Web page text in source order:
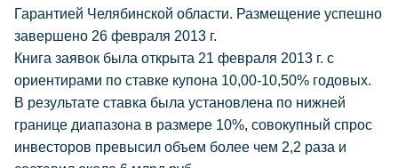
Гарантией Челябинской области. Размещение успешно
завершено 26 февраля 2013 г.
Книга заявок была открыта 21 февраля 2013 г. с
ориентирами по ставке купона 10,00-10,50% годовых.
В результате ставка была установлена по нижней
границе диапазона в размере 10%, совокупный спрос
инвесторов превысил объем более чем 2,2 раза и